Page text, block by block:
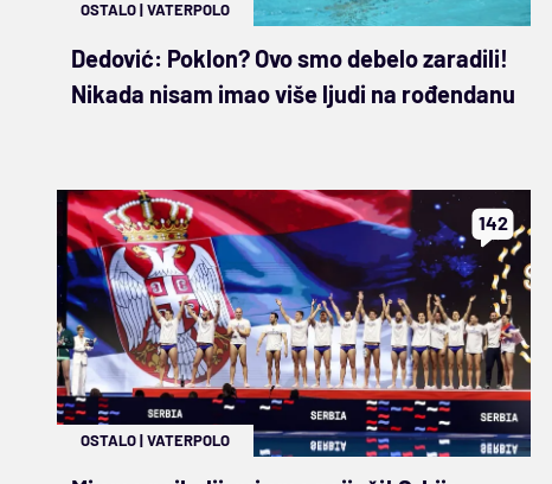
OSTALO|VATERPOLO
Dedović: Poklon? Ovo smo debelo zaradili!
Nikada nisam imao više ljudi na rođendanu
142
OSTALO|VATERPOLO